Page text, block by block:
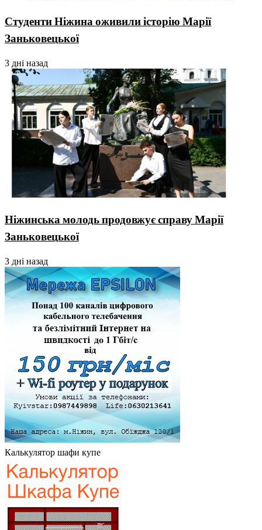
Студенти Ніжина оживили історію Марії
Заньковецької
3 дні назад
Ніжинська молодь продовжує справу Марії
Заньковецької
3 дні назад
Калькулятор шафи купе